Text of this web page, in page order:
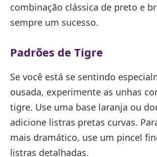
combinação clássica de preto e
sempre um sucesso.
Padrões de Tigre
Se você está se sentindo
ousada, experimente as unhas
tigre. Use uma base laranja ou
adicione listras pretas curvas.
mais dramático, use um pincel
listras detalhadas.